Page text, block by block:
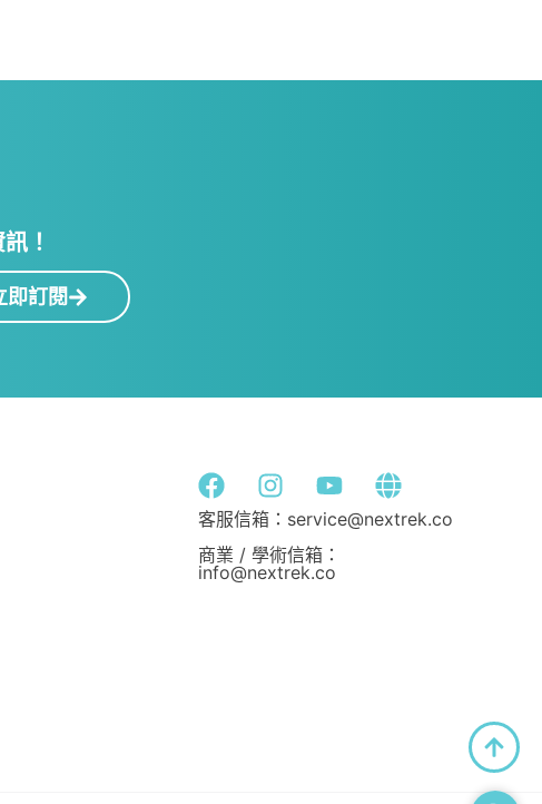
！
即訂閱
客服信箱：service@nextrek.co
商業 / 學術信箱：
info@nextrek.co